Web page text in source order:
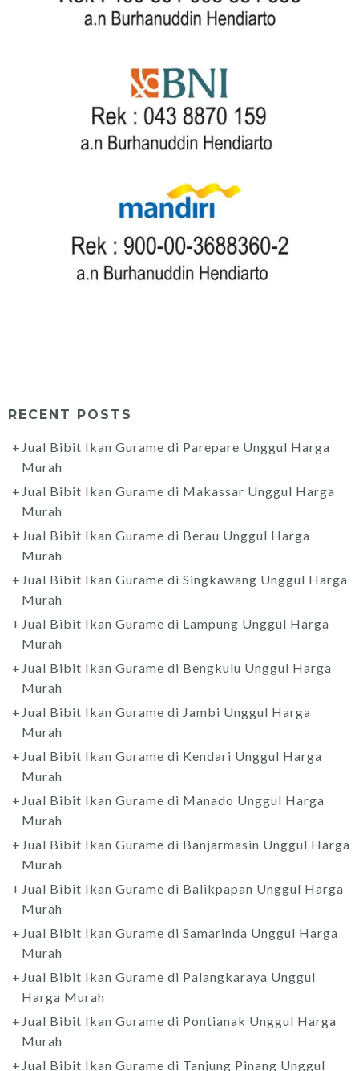
RECENT POSTS
Jual Bibit Ikan Gurame di Parepare Unggul Harga
Murah
Jual Bibit Ikan Gurame di Makassar Unggul Harga
Murah
Jual Bibit Ikan Gurame di Berau Unggul Harga
Murah
Jual Bibit Ikan Gurame di Singkawang Unggul Harga
Murah
Jual Bibit Ikan Gurame di Lampung Unggul Harga
Murah
Jual Bibit Ikan Gurame di Bengkulu Unggul Harga
Murah
Jual Bibit Ikan Gurame di Jambi Unggul Harga
Murah
Jual Bibit Ikan Gurame di Kendari Unggul Harga
Murah
Jual Bibit Ikan Gurame di Manado Unggul Harga
Murah
Jual Bibit Ikan Gurame di Banjarmasin Unggul Harga
Murah
Jual Bibit Ikan Gurame di Balikpapan Unggul Harga
Murah
Jual Bibit Ikan Gurame di Samarinda Unggul Harga
Murah
Jual Bibit Ikan Gurame di Palangkaraya Unggul
Harga Murah
Jual Bibit Ikan Gurame di Pontianak Unggul Harga
Murah
Jual Bibit Ikan Gurame di Tanjung Pinang Unggul